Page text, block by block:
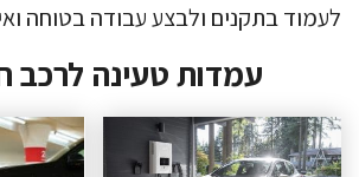
לעמוד בתקנים ולבצע עבודה בטוחה
עמדות טעינה לרכב